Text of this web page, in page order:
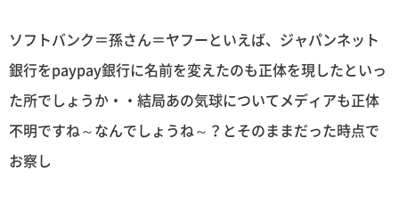
ソフトバンク＝孫さん＝ヤフーといえば、ジャパンネット
銀行をpaypay銀行に名前を変えたのも正体を現したといっ
た所でしょうか・・結局あの気球についてメディアも正体
不明ですね～なんでしょうね～？とそのままだった時点で
お察し